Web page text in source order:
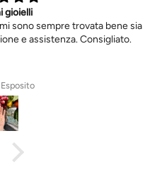
gioielli
sono sempre trovata bene sia
e assistenza. Consigliato.